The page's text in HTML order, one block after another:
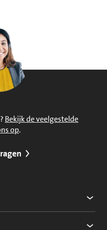
Bekijk de veelgestelde
op.